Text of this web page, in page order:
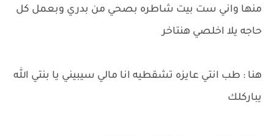
منها واني ست بيت شاطره بصحي من بدري وبعمل كل
حاجه يلا اخلصي هنتاخر
هنا : طب انتي عايزه تشقطيه انا مالي سيبيني يا بنتي الله
يباركلك